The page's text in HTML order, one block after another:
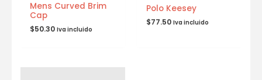
Mens Curved Brim
Cap
$50.30 Iva incluido
Polo Keesey
$77.50 Iva incluido